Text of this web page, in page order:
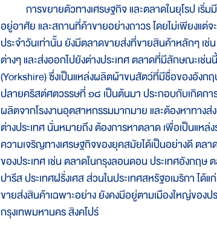
การขยายตัวทางเศรษฐกิจ และตลาดในยุโรป เริ่ม
อยู่อาศัย และสถานที่ค้าขายอย่างถาวร โดยไม่เพียงแต่
ประจำวันเท่านั้น ยังมีตลาดขายส่งที่ขายสินค้าหลักๆ เ
ต่างๆ และส่งออกไปยังต่างประเทศ ตลาดที่มีลักษณะเช่
(Yorkshire) ซึ่งเป็นแหล่งผลิตผ้าขนสัตว์ที่มีชื่อของอัง
ปลายคริสต์ศตวรรษที่ ๑๘ เป็นต้นมา ประกอบกับเกิดก
ผลิตจากโรงงานอุตสาหกรรมมากมาย และต้องหาทาง
ต่างประเทศ นั่นหมายถึง ต้องการหาตลาด เพื่อเป็นแห
ความเจริญทางเศรษฐกิจของยุคสมัยได้เป็นอย่างดี ต
ของประเทศ เช่น ตลาดในกรุงลอนดอน ประเทศอังกฤษ
ปารีส ประเทศฝรั่งเศส ส่วนในประเทศสหรัฐอเมริกา
ขายส่งสินค้าเฉพาะอย่าง ยังคงมีอยู่ตามเมืองใหญ่ของ
กรุงเทพมหานคร สิงคโปร์